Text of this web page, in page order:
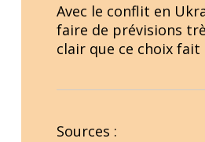
Avec le conflit en
faire de prévisions
clair que ce choix
Sources :